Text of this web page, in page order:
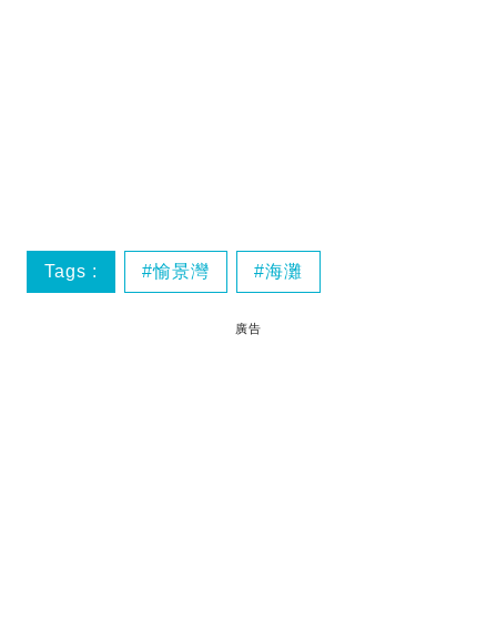
Tags : 愉景灣 海灘
廣告